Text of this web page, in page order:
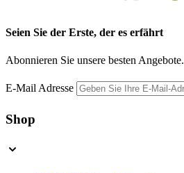
Seien Sie der Erste, der es erfährt
Abonnieren Sie unsere besten Angebote.
E-Mail Adresse
Shop